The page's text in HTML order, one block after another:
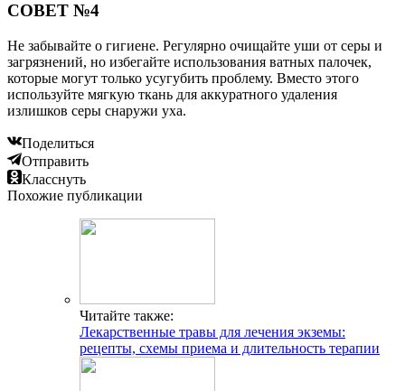
СОВЕТ №4
Не забывайте о гигиене. Регулярно очищайте уши от серы и
загрязнений, но избегайте использования ватных палочек,
которые могут только усугубить проблему. Вместо этого
используйте мягкую ткань для аккуратного удаления
излишков серы снаружи уха.
Поделиться
Отправить
Класснуть
Похожие публикации
Читайте также:
Лекарственные травы для лечения экземы:
рецепты, схемы приема и длительность терапии